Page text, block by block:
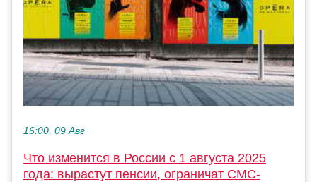
16:00, 09 Авг
Что изменится в России с 1 августа 2025
года: вырастут пенсии, ограничат СМС-